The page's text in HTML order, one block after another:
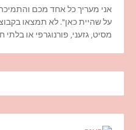
אני מעריך כל אחד מכם
על שהיית כאן". לא תמצאו
מסיט, גזעני, פורנוגרפי או